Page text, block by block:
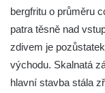
Hrad Drábské
Hrad Rotštejn
Hrad Klamorna
Hrad Starý
bergfritu o průměru
patra těsně nad
zdivem je
východu. Skalnatá
hlavní stavba stála